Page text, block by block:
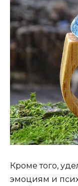
Кроме того,
эмоциям и